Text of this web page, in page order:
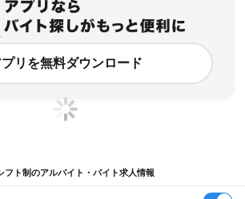
プリを無料ダウンロード
フト制のアルバイト・バイト求人情報